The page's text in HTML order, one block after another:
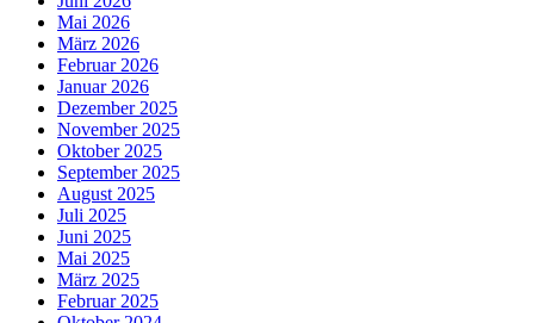
Mai 2026
März 2026
Februar 2026
Januar 2026
Dezember 2025
November 2025
Oktober 2025
September 2025
August 2025
Juli 2025
Juni 2025
Mai 2025
März 2025
Februar 2025